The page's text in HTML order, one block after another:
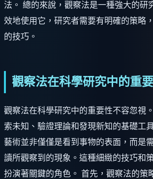
法。 總的來說，觀察法是一種強大的研
效地使用它，研究者需要有明確的策略
的技巧。
觀察法在科學研究中的重
觀察法在科學研究中的重要性不容忽視
索未知、驗證理論和發現新知的基礎工
藝術並非僅僅是看到事物的表面，而是
讀所觀察到的現象。這種細緻的技巧和
扮演著關鍵的角色。 首先，觀察法的策